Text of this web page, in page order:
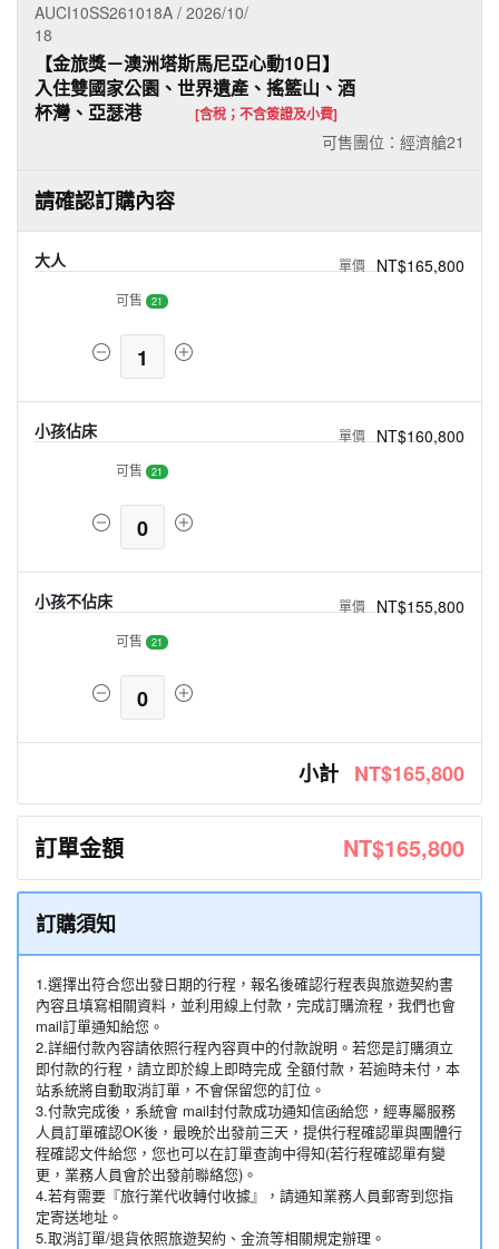
AUCI10SS261018A / 2026/10/
18
可售團位：經濟艙21
【金旅獎－澳洲塔斯馬尼亞心動10日】
入住雙國家公園、世界遺產、搖籃山、酒
杯灣、亞瑟港
[含稅；不含簽證及小費]
請確認訂購內容
大人 NT$165,800
可售 21
1
小孩佔床 NT$160,800
可售 21
0
小孩不佔床 NT$155,800
可售 21
0
小計 NT$165,800
訂單金額 NT$165,800
訂購須知
1.選擇出符合您出發日期的行程，報名後確認行程表與旅遊契約書
內容且填寫相關資料，並利用線上付款，完成訂購流程，我們也會
mail訂單通知給您。
2.詳細付款內容請依照行程內容頁中的付款說明。若您是訂購須立
即付款的行程，請立即於線上即時完成 全額付款，若逾時未付，本
站系統將自動取消訂單，不會保留您的訂位。
3.付款完成後，系統會 mail封付款成功通知信函給您，經專屬服務
人員訂單確認OK後，最晚於出發前三天，提供行程確認單與團體行
程確認文件給您，您也可以在訂單查詢中得知(若行程確認單有變
更，業務人員會於出發前聯絡您)。
4.若有需要『旅行業代收轉付收據』，請通知業務人員郵寄到您指
定寄送地址。
5.取消訂單/退貨依照旅遊契約、金流等相關規定辦理。